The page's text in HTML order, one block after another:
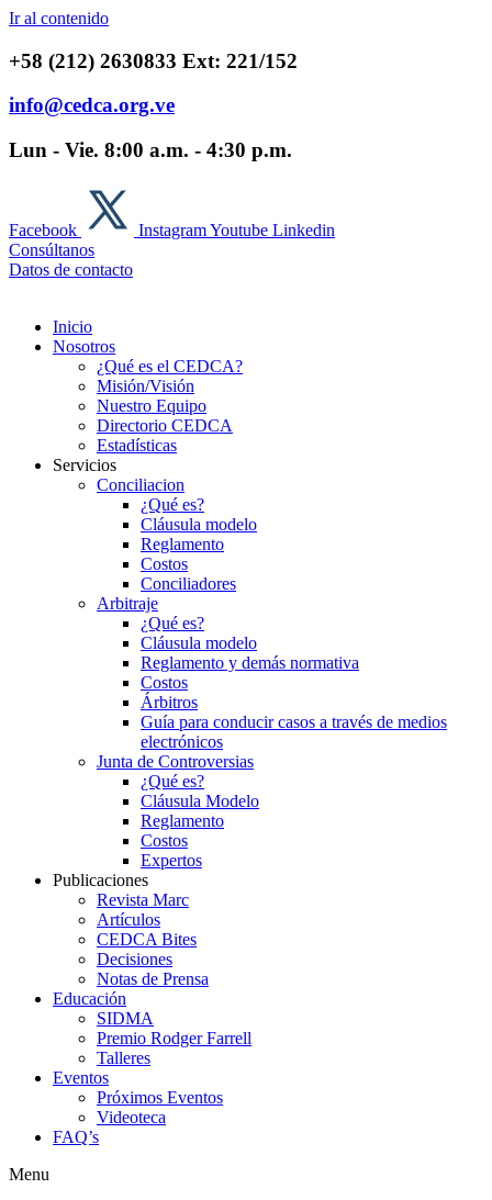
Ir al contenido
+58 (212) 2630833 Ext: 221/152
info@cedca.org.ve
Lun - Vie. 8:00 a.m. - 4:30 p.m.
Facebook InstagramYoutube Linkedin
Consúltanos
Datos de contacto
Inicio
Nosotros
¿Qué es el CEDCA?
Misión/Visión
Nuestro Equipo
Directorio CEDCA
Estadísticas
Servicios
Conciliacion
¿Qué es?
Cláusula modelo
Reglamento
Costos
Conciliadores
Arbitraje
¿Qué es?
Cláusula modelo
Reglamento y demás normativa
Costos
Árbitros
Guía para conducir casos a través de medios
electrónicos
Junta de Controversias
¿Qué es?
Cláusula Modelo
Reglamento
Costos
Expertos
Publicaciones
Revista Marc
Artículos
CEDCA Bites
Decisiones
Notas de Prensa
Educación
SIDMA
Premio Rodger Farrell
Talleres
Eventos
Próximos Eventos
Videoteca
FAQ’s
Menu